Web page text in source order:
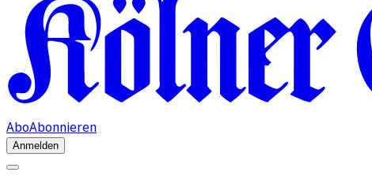
AboAbonnieren
Anmelden